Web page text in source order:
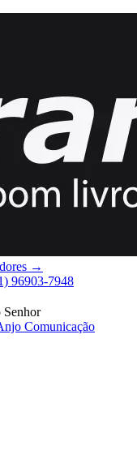
→
96903-7948
Comunicação